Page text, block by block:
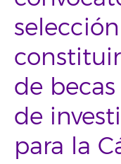
de
de
para la